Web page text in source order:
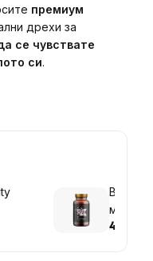
премиум
дрехи за
се чувствате
си.
40,77 €